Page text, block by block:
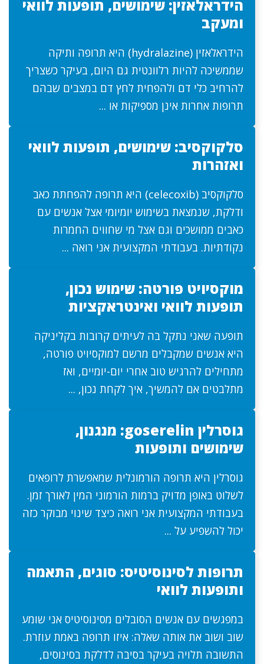
הידראלאזין: שימושים, תופעות לוואי
ומעקב
הידראלאזין (hydralazine) היא תרופה ותיקה
שממשיכה להיות רלוונטית גם היום, בעיקר כשצריך
להרחיב כלי דם ולהפחית לחץ דם במצבים שבהם
תרופות אחרות אינן מספיקות או ...
סלקוקסיב: שימושים, תופעות לוואי
ואזהרות
סלקוקסיב (celecoxib) היא תרופה להפחתת כאב
ודלקת, שנמצאת בשימוש יומיומי אצל אנשים עם
כאבים ממושכים וגם אצל מי שחווים החמרות
נקודתיות. בעבודתי המקצועית אני רואה ...
מוקסיויט פורטה: שימוש נכון,
תופעות לוואי ואינטראקציות
תופעה שאני נתקל בה לעיתים קרובות בקליניקה
היא אנשים שמקבלים מרשם למוקסיויט פורטה,
מתחילים להרגיש טוב אחרי יום-יומיים, ואז
מתלבטים אם להמשיך, איך לקחת נכון, ...
גוסרלין goserelin: מנגנון,
שימושים ותופעות
גוסרלין היא תרופה הורמונלית שמאפשרת לרופאים
לשלוט באופן מדויק ברמות הורמוני המין לאורך זמן.
בעבודתי המקצועית אני רואה כיצד שינוי מבוקר כזה
יכול להשפיע על ...
תרופות לסינוסיטיס: סוגים, התאמה
ותופעות לוואי
במפגשים עם אנשים הסובלים מסינוסיטיס אני שומע
שוב ושוב את אותה שאלה: איזו תרופה באמת עוזרת.
התשובה תלויה בעיקר בסיבה לדלקת בסינוסים,